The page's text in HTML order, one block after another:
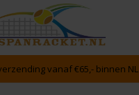
vanaf €65,- binnen NL